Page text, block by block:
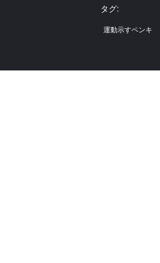
タグ:
運動示すペンキ